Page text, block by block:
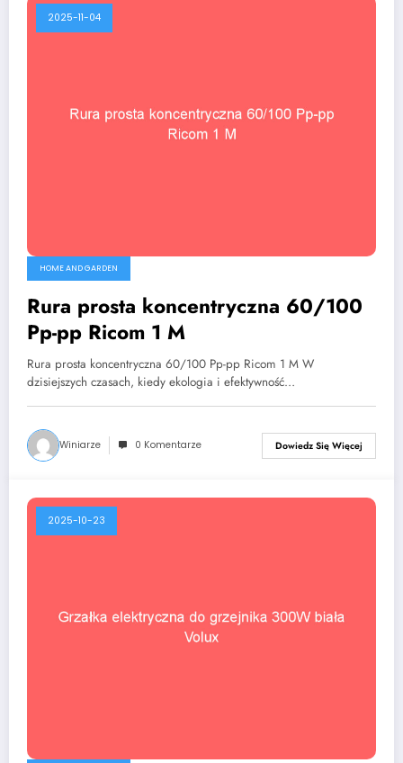
2025-11-04
HOME AND GARDEN
Rura prosta koncentryczna 60/100
Pp-pp Ricom 1 M
Rura prosta koncentryczna 60/100 Pp-pp Ricom 1 M W
dzisiejszych czasach, kiedy ekologia i efektywność…
Winiarze 0 Komentarze Dowiedz Się Więcej
2025-10-23